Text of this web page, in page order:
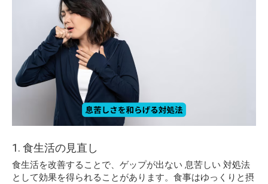
1. 食生活の見直し
食生活を改善することで、ゲップが出ない 息苦しい 対処法
として効果を得られることがあります。食事はゆっくりと摂